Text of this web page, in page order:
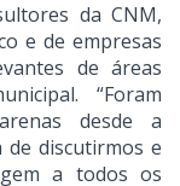
da CNM,
e de empresas
de áreas
“Foram
desde a
de discutirmos e
a todos os